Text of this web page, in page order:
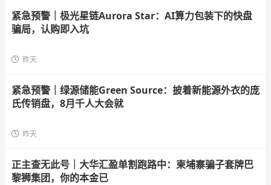
紧急预警｜极光星链Aurora Star：AI算力包装下的快盘
骗局，认购即入坑
昨天
紧急预警｜绿源储能Green Source：披着新能源外衣的庞
氏传销盘，8月千人大会就
昨天
正主查无此号｜大华汇盈单割跑路中：柬埔寨骗子套牌巴
黎狮集团，你的本金已